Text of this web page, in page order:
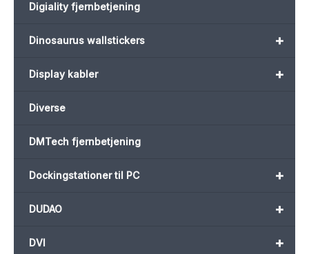
Digiality fjernbetjening
+
Dinosaurus wallstickers
+
Display kabler
Diverse
DMTech fjernbetjening
+
Dockingstationer til PC
+
DUDAO
+
DVI